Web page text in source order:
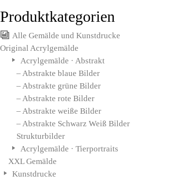
Produktkategorien
Alle Gemälde und Kunstdrucke
Original Acrylgemälde
Acrylgemälde · Abstrakt
– Abstrakte blaue Bilder
– Abstrakte grüne Bilder
– Abstrakte rote Bilder
– Abstrakte weiße Bilder
– Abstrakte Schwarz Weiß Bilder
Strukturbilder
Acrylgemälde · Tierportraits
XXL Gemälde
Kunstdrucke